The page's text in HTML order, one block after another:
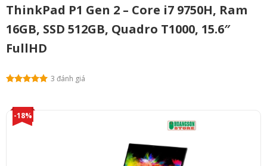
ThinkPad P1 Gen 2 – Core i7 9750H, Ram
16GB, SSD 512GB, Quadro T1000, 15.6″
FullHD
3 đánh giá
-18%